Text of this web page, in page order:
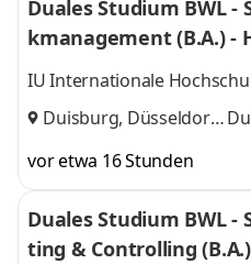
Duales Studium BWL -
kmanagement (B.A.) -
IU Internationale
Duisburg, Düsseldorf
vor etwa 16 Stunden
Duales Studium BWL -
ting & Controlling